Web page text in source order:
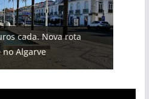
cada. Nova rota
no Algarve
emblemáticas do
(com vídeo)
de 108
construção de dois
algarvia que cresceu
areia de praias e põem
(com vídeo)